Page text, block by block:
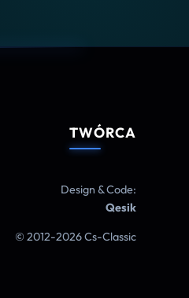
TWÓRCA
Design & Code:
Qesik
© 2012-2026 Cs-Classic